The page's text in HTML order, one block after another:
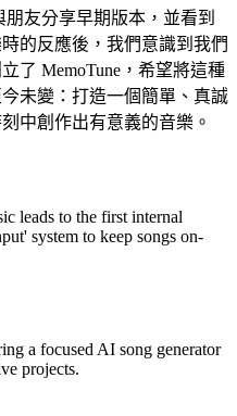
友分享早期版本，並看到
的反應後，我們意識到我們
了 MemoTune，希望將這種
未變：打造一個簡單、真誠
中創作出有意義的音樂。
leads to the first internal
system to keep songs on-
a focused AI song generator
projects.